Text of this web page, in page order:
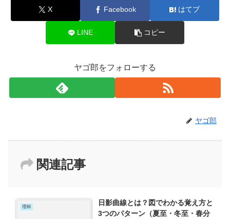
X Facebook はてブ
LINE コピー
ヤゴ郎をフォローする
ヤゴ郎
関連記事
理科
日影曲線とは？図でわかる覚え方と
3つのパターン（夏至・冬至・春分